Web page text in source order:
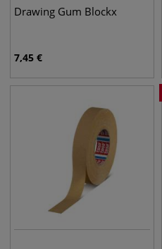
Drawing Gum Blockx
7,45 €